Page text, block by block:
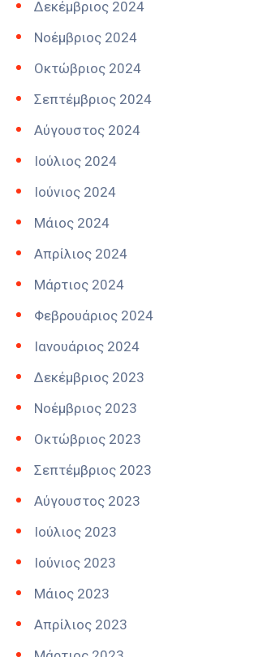
Δεκέμβριος 2024
Νοέμβριος 2024
Οκτώβριος 2024
Σεπτέμβριος 2024
Αύγουστος 2024
Ιούλιος 2024
Ιούνιος 2024
Μάιος 2024
Απρίλιος 2024
Μάρτιος 2024
Φεβρουάριος 2024
Ιανουάριος 2024
Δεκέμβριος 2023
Νοέμβριος 2023
Οκτώβριος 2023
Σεπτέμβριος 2023
Αύγουστος 2023
Ιούλιος 2023
Ιούνιος 2023
Μάιος 2023
Απρίλιος 2023